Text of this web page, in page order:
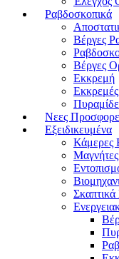
Ραβδοσκοπικά
Βέργες
Βέργες
Εκκρεμή
Νεες
Εξειδικευμένα
Κάμερες
Σκαπτικά